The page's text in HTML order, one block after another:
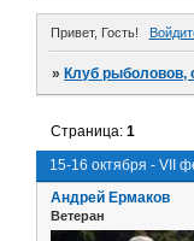
Привет, Гость!
» Клуб рыболовов,
15-16 октября - VII
Страница:1
Андрей Ермаков
Ветеран